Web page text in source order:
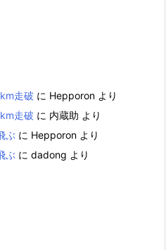
走破 に Hepporon より
走破 に 内蔵助 より
ぶ に Hepporon より
ぶ に dadong より